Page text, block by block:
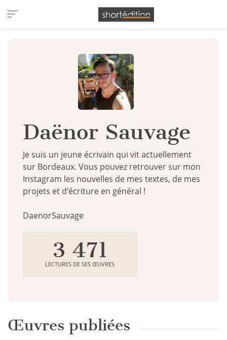
Panneau de gestion des cookies
Daënor Sauvage
Je suis un jeune écrivain qui vit actuellement
sur Bordeaux. Vous pouvez retrouver sur mon
Instagram les nouvelles de mes textes, de mes
projets et d’écriture en général !
DaenorSauvage
3 471
LECTURES DE SES ŒUVRES
Œuvres publiées